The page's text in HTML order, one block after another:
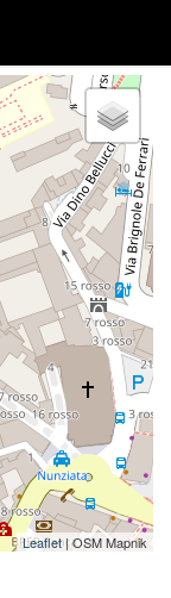
Leaflet| OSM Mapnik